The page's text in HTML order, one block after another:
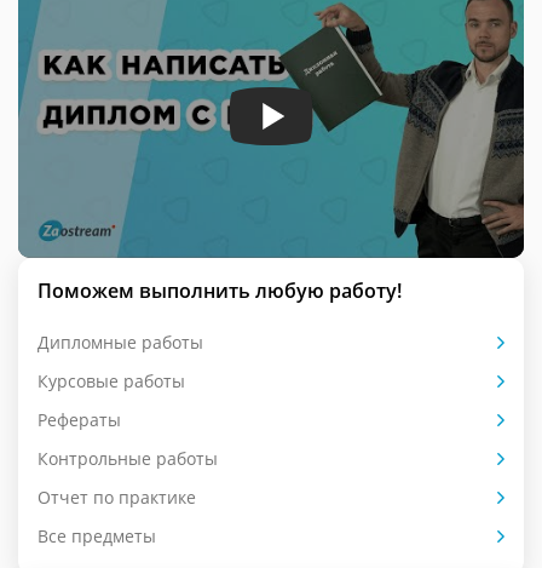
Поможем выполнить любую работу!
Дипломные работы
Курсовые работы
Рефераты
Контрольные работы
Отчет по практике
Все предметы